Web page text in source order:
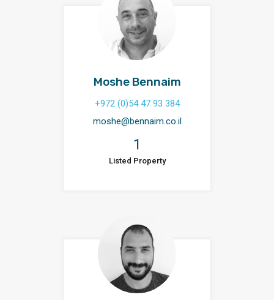
Moshe Bennaim
+972 (0)54 47 93 384
moshe@bennaim.co.il
1
Listed Property